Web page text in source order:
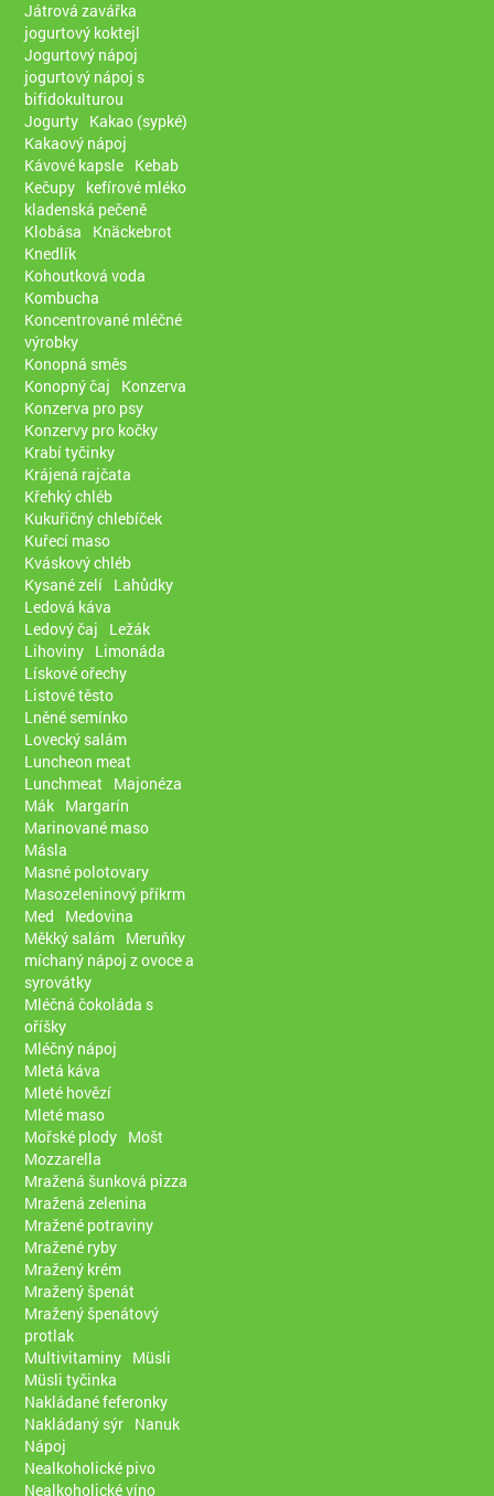
Játrová zavářka
jogurtový koktejl
Jogurtový nápoj
jogurtový nápoj s
bifidokulturou
Jogurty Kakao (sypké)
Kakaový nápoj
Kávové kapsle Kebab
Kečupy kefírové mléko
kladenská pečeně
Klobása
Knäckebrot
Knedlík
Kohoutková voda
Kombucha
Koncentrované mléčné
výrobky
Konopná směs
Konopný čaj
Konzerva
Konzerva pro psy
Konzervy pro kočky
Krabí tyčinky
Krájená rajčata
Křehký chléb
Kukuřičný chlebíček
Kuřecí maso
Kváskový chléb
Kysané zelí Lahůdky
Ledová káva
Ledový čaj
Ležák
Lihoviny Limonáda
Lískové ořechy
Listové těsto
Lněné semínko
Lovecký salám
Luncheon meat
Lunchmeat Majonéza
Mák Margarín
Marinované maso
Másla
Masné polotovary
Masozeleninový příkrm
Med
Medovina
Měkký salám Meruňky
míchaný nápoj z ovoce a
syrovátky
Mléčná čokoláda s
oříšky
Mléčný nápoj
Mletá káva
Mleté hovězí
Mleté maso
Mořské plody Mošt
Mozzarella
Mražená šunková pizza
Mražená zelenina
Mražené potraviny
Mražené ryby
Mražený krém
Mražený špenát
Mražený špenátový
protlak
Multivitaminy Müsli
Müsli tyčinka
Nakládané feferonky
Nakládaný sýr Nanuk
Nápoj
Nealkoholické pivo
Nealkoholické víno